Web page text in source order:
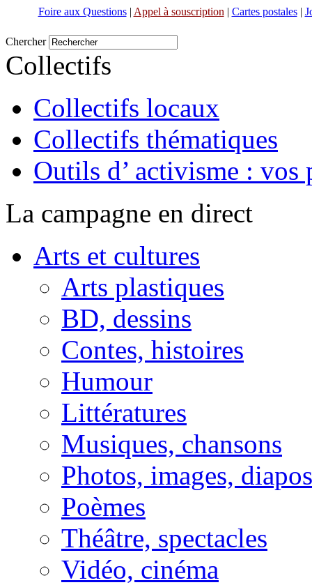
Foire aux Questions| Appel à souscription | Cartes postales|
Chercher
Collectifs
Collectifs locaux
Collectifs thématiques
Outils d’ activisme : vos
La campagne en direct
Arts et cultures
Arts plastiques
BD, dessins
Contes, histoires
Humour
Littératures
Musiques, chansons
Photos, images, diapos
Poèmes
Théâtre, spectacles
Vidéo, cinéma